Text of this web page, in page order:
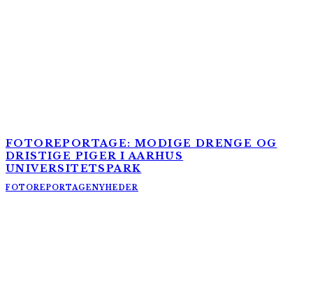
FOTOREPORTAGE: MODIGE DRENGE OG
DRISTIGE PIGER I AARHUS
UNIVERSITETSPARK
FOTOREPORTAGENYHEDER